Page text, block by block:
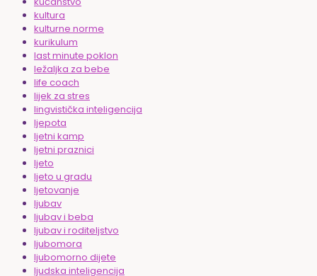
kultura
kulturne norme
kurikulum
last minute poklon
ležaljka za bebe
life coach
lijek za stres
lingvistička inteligencija
ljepota
ljetni kamp
ljetni praznici
ljeto
ljeto u gradu
ljetovanje
ljubav
ljubav i beba
ljubav i roditeljstvo
ljubomora
ljubomorno dijete
ljudska inteligencija